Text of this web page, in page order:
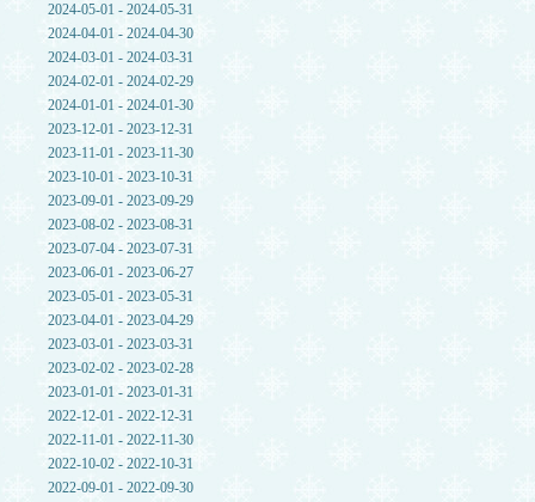
2024-05-01 - 2024-05-31
2024-04-01 - 2024-04-30
2024-03-01 - 2024-03-31
2024-02-01 - 2024-02-29
2024-01-01 - 2024-01-30
2023-12-01 - 2023-12-31
2023-11-01 - 2023-11-30
2023-10-01 - 2023-10-31
2023-09-01 - 2023-09-29
2023-08-02 - 2023-08-31
2023-07-04 - 2023-07-31
2023-06-01 - 2023-06-27
2023-05-01 - 2023-05-31
2023-04-01 - 2023-04-29
2023-03-01 - 2023-03-31
2023-02-02 - 2023-02-28
2023-01-01 - 2023-01-31
2022-12-01 - 2022-12-31
2022-11-01 - 2022-11-30
2022-10-02 - 2022-10-31
2022-09-01 - 2022-09-30